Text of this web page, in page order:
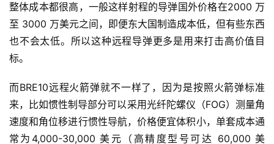
整体成本都很高，一般这样射程的导弹国外价格在2000 万
至 3000 万美元之间，即便东大国制造成本低，但有些东西
也不会太低。所以这种远程导弹更多是用来打击高价值目
标。
而BRE10远程火箭弹就不一样了，因为是按照火箭弹标准
来，比如惯性制导部分可以采用光纤陀螺仪（FOG）测量角
速度和角位移进行惯性导航，价格便宜体积小，单套成本通
常为4,000-30,000 美元（高精度型号可达 60,000 美